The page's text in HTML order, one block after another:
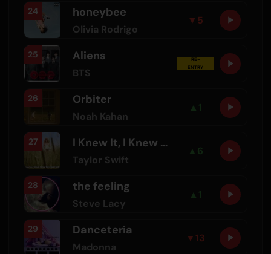
24 honeybee
Olivia Rodrigo
▼ 5
25 Aliens
BTS
RE-
ENTRY
26 Orbiter
Noah Kahan
▲ 1
27 I Knew It, I Knew You - From "Toy Story 5"
Taylor Swift
▲ 6
28 the feeling
Steve Lacy
▲ 1
29 Danceteria
Madonna
▼ 13